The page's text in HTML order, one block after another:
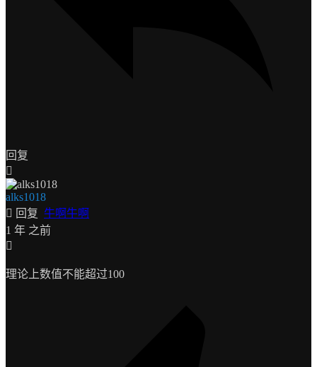
回复
alks1018
回复 牛啊牛啊
1 年 之前
理论上数值不能超过100